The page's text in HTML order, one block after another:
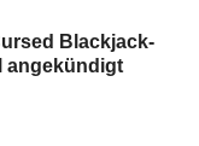
Blackjack-
angekündigt